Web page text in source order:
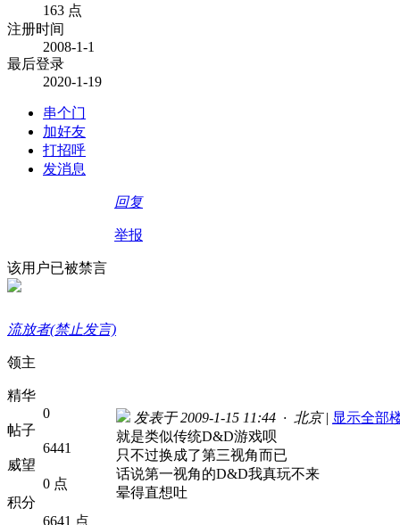
163 点
注册时间
2008-1-1
最后登录
2020-1-19
串个门
加好友
打招呼
发消息
回复
举报
该用户已被禁言
流放者(禁止发言)
领主
精华
0
帖子
6441
威望
0 点
积分
6641 点
发表于 2009-1-15 11:44 · 北京 | 显示全部
就是类似传统D&D游戏呗
只不过换成了第三视角而已
话说第一视角的D&D我真玩不来
晕得直想吐